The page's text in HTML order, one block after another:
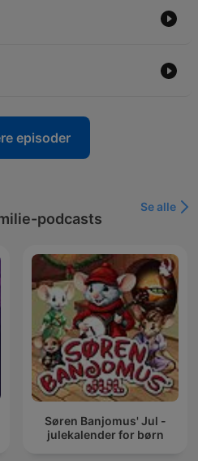
episoder
podcasts
Se alle
Søren Banjomus' Jul -
julekalender for børn